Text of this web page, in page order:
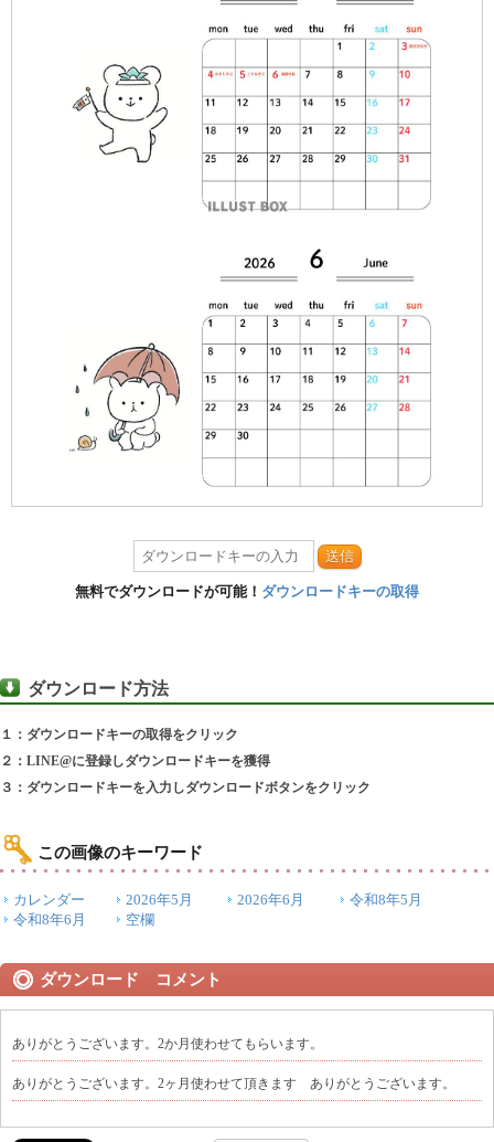
送信
無料でダウンロードが可能！ ダウンロードキーの取得
ダウンロード方法
１：ダウンロードキーの取得をクリック
２：LINE@に登録しダウンロードキーを獲得
３：ダウンロードキーを入力しダウンロードボタンをクリック
この画像のキーワード
カレンダー 2026年5月 2026年6月
令和8年5月
令和8年6月
空欄
ダウンロード コメント
ありがとうございます。2か月使わせてもらいます。
ありがとうございます。2ヶ月使わせて頂きます ありがとうございます。